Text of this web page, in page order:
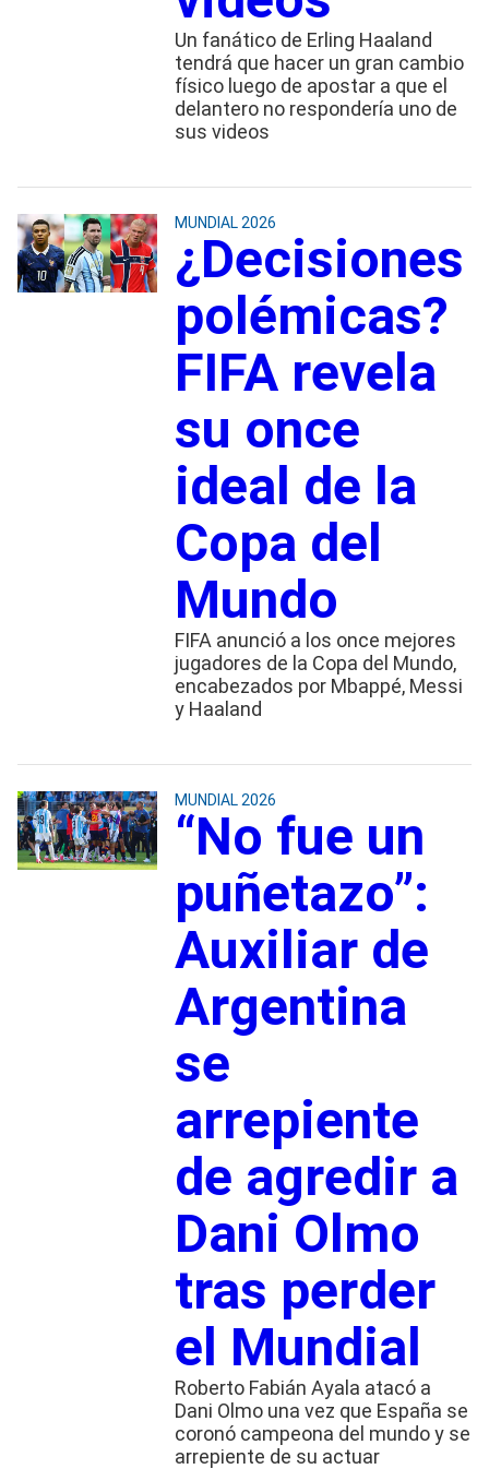
Un fanático de Erling Haaland
tendrá que hacer un gran cambio
físico luego de apostar a que el
delantero no respondería uno de
sus videos
MUNDIAL 2026
¿Decisiones
polémicas?
FIFA revela
su once
ideal de la
Copa del
Mundo
FIFA anunció a los once mejores
jugadores de la Copa del Mundo,
encabezados por Mbappé, Messi
y Haaland
MUNDIAL 2026
“No fue un
puñetazo”:
Auxiliar de
Argentina
se
arrepiente
de agredir a
Dani Olmo
tras perder
el Mundial
Roberto Fabián Ayala atacó a
Dani Olmo una vez que España se
coronó campeona del mundo y se
arrepiente de su actuar